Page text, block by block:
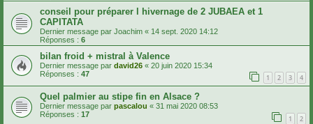
conseil pour préparer l hivernage de 2 JUBAEA et 1
CAPITATA
Dernier message par Joachim « 14 sept. 2020 14:12
Réponses : 6
bilan froid + mistral à Valence
Dernier message par david26 « 20 juin 2020 15:34
Réponses : 47 1 2 3 4
Quel palmier au stipe fin en Alsace ?
Dernier message par pascalou « 31 mai 2020 08:53
Réponses : 17 1 2